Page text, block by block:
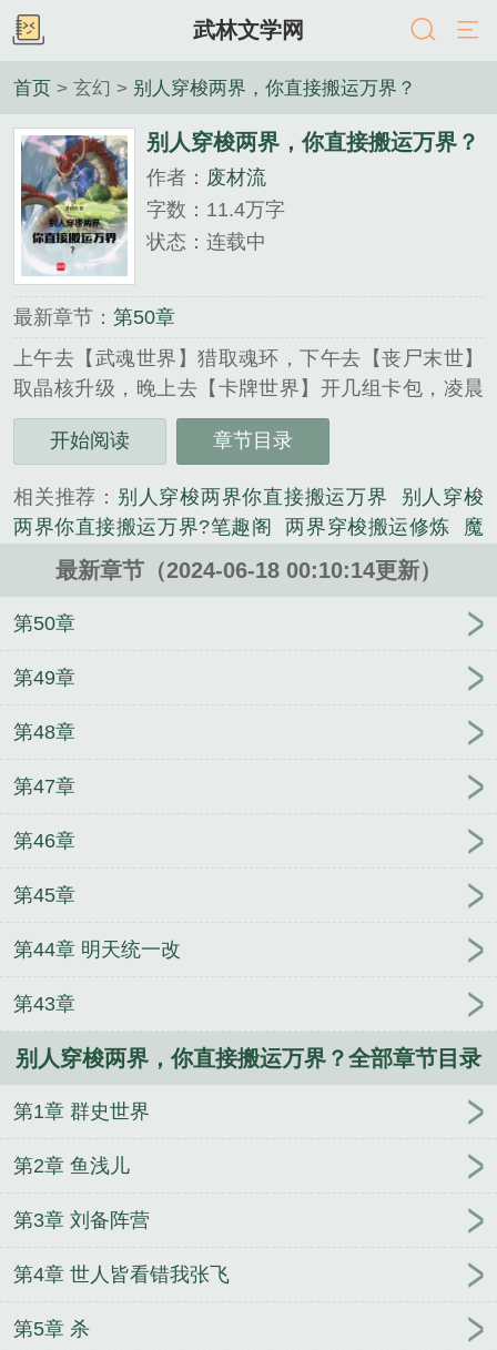
武林文学网
首页 > 玄幻 > 别人穿梭两界，你直接搬运万界？
别人穿梭两界，你直接搬运万界？
作者： 废材流
字数：11.4万字
状态：连载中
最新章节： 第50章
上午去【武魂世界】猎取魂环，下午去【丧尸末世】
取晶核升级，晚上去【卡牌世界】开几组卡包，凌晨
去【废土位面】带玩家开荒。万界搬运工的一天就是
这么的朴实无华，且枯燥——【正在搜索中】【搜索
界，御兽师可以契约宠物作战，宠物有不同的血脉资
质——普通、稀有、超凡、传奇、史诗、传说、神
话……】【……】【搜索到新位面——颜值大陆】
回眸天地惊……】【已搜索到世界】【斗气大陆】
界】【神祇世界】【魔法世界】【儒道世界】【序列
世界】【转职……】【英灵……】【蛊……】
【……】...
《别人穿梭两界，你直接搬运万界？》是废材流精心
开始阅读 章节目录
相关推荐： 别人穿梭两界你直接搬运万界
别人穿梭
两界你直接搬运万界?笔趣阁
两界穿梭搬运修炼
魔
容霜闻璟 原来爱你这么伤 所爱隔山海
阅读上嫁
修仙悍匪
每个世界都在被鬼怪们求抱抱
完整文本重生之薄凉侍卫的刁蛮小妖精
随军替婚我
日求生：生存与希望的挣扎
穿越后带娃和他爸躺平
食，他们都馋疯了
斗罗：暗裔剑魔，我是千仞雪义
天庭搞直播，不信就断你姻缘
一人
之下：我在现代重建三一门
完整文集末日求生：生
存与希望的挣扎
最新章节（2024-06-18 00:10:14更新）
第50章
第49章
第48章
第47章
第46章
第45章
第44章 明天统一改
第43章
别人穿梭两界，你直接搬运万界？全部章节目录
第1章 群史世界
第2章 鱼浅儿
第3章 刘备阵营
第4章 世人皆看错我张飞
第5章 杀